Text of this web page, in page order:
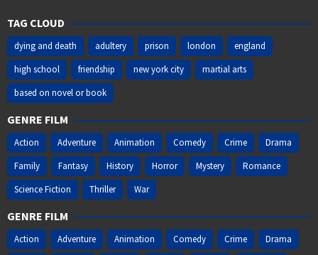
TAG CLOUD
dying and death adultery prison london
england
high school
friendship new york city
martial arts
based on novel or book
GENRE FILM
Action Adventure Animation Comedy Crime
Drama
Family
Fantasy History Horror Mystery
Romance
Science Fiction
Thriller War
GENRE FILM
Action Adventure Animation Comedy Crime Drama